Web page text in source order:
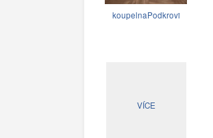
koupelnaPodkrovi
VÍCE